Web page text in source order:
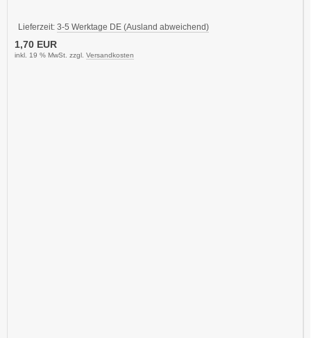
Lieferzeit: 3-5 Werktage DE (Ausland abweichend)
1,70 EUR
inkl. 19 % MwSt. zzgl. Versandkosten